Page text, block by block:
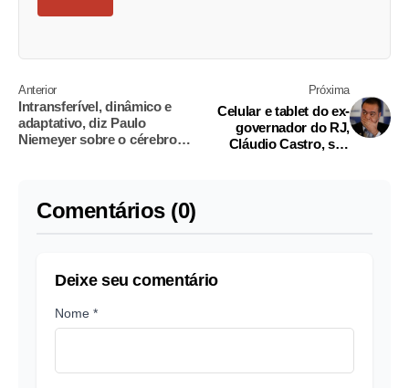
Anterior
Intransferível, dinâmico e
adaptativo, diz Paulo
Niemeyer sobre o cérebro
Próxima
Celular e tablet do ex-
governador do RJ,
Cláudio Castro, são
Comentários (0)
Deixe seu comentário
Nome *